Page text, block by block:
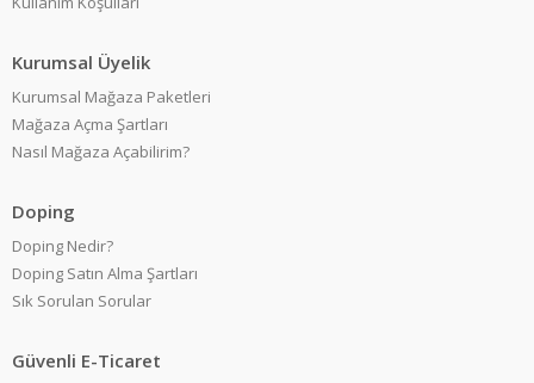
Kurumsal Üyelik
Kurumsal Mağaza Paketleri
Mağaza Açma Şartları
Nasıl Mağaza Açabilirim?
Doping
Doping Nedir?
Doping Satın Alma Şartları
Sık Sorulan Sorular
Güvenli E-Ticaret